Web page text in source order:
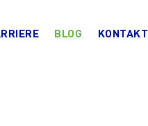
BLOG KONTAKT